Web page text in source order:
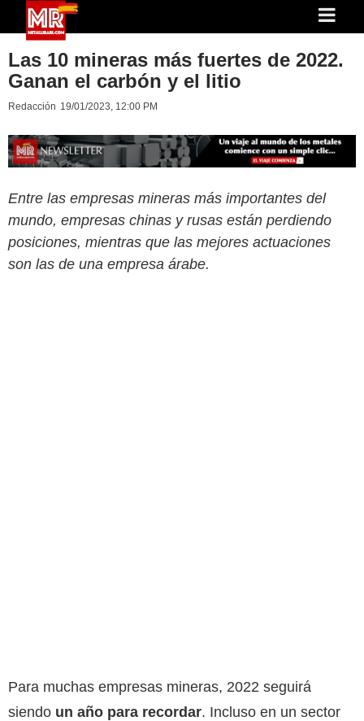
Las 10 mineras más fuertes de 2022.
Ganan el carbón y el litio
Redacción 19/01/2023, 12:00 PM
Entre las empresas mineras más importantes del
mundo, empresas chinas y rusas están perdiendo
posiciones, mientras que las mejores actuaciones
son las de una empresa árabe.
Para muchas empresas mineras, 2022 seguirá
siendo un año para recordar. Incluso en un sector